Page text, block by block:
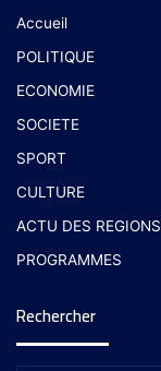
Accueil
POLITIQUE
ECONOMIE
SOCIETE
SPORT
CULTURE
ACTU DES REGIONS
PROGRAMMES
Rechercher